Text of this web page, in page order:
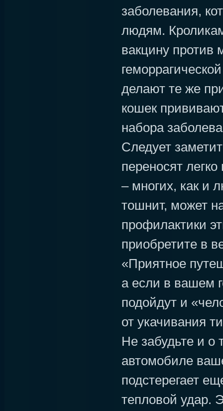
заболевания,
людям.
вакцину против
делают те же
кошек
набора
Следует
переносят
– многих, как и
тошнит, может
профилактики
приобретите в
«Приятное
а если в вашем
подойдут и
от укачивания
Не забудьте и о
автомобиле
подстерегает
тепловой удар.